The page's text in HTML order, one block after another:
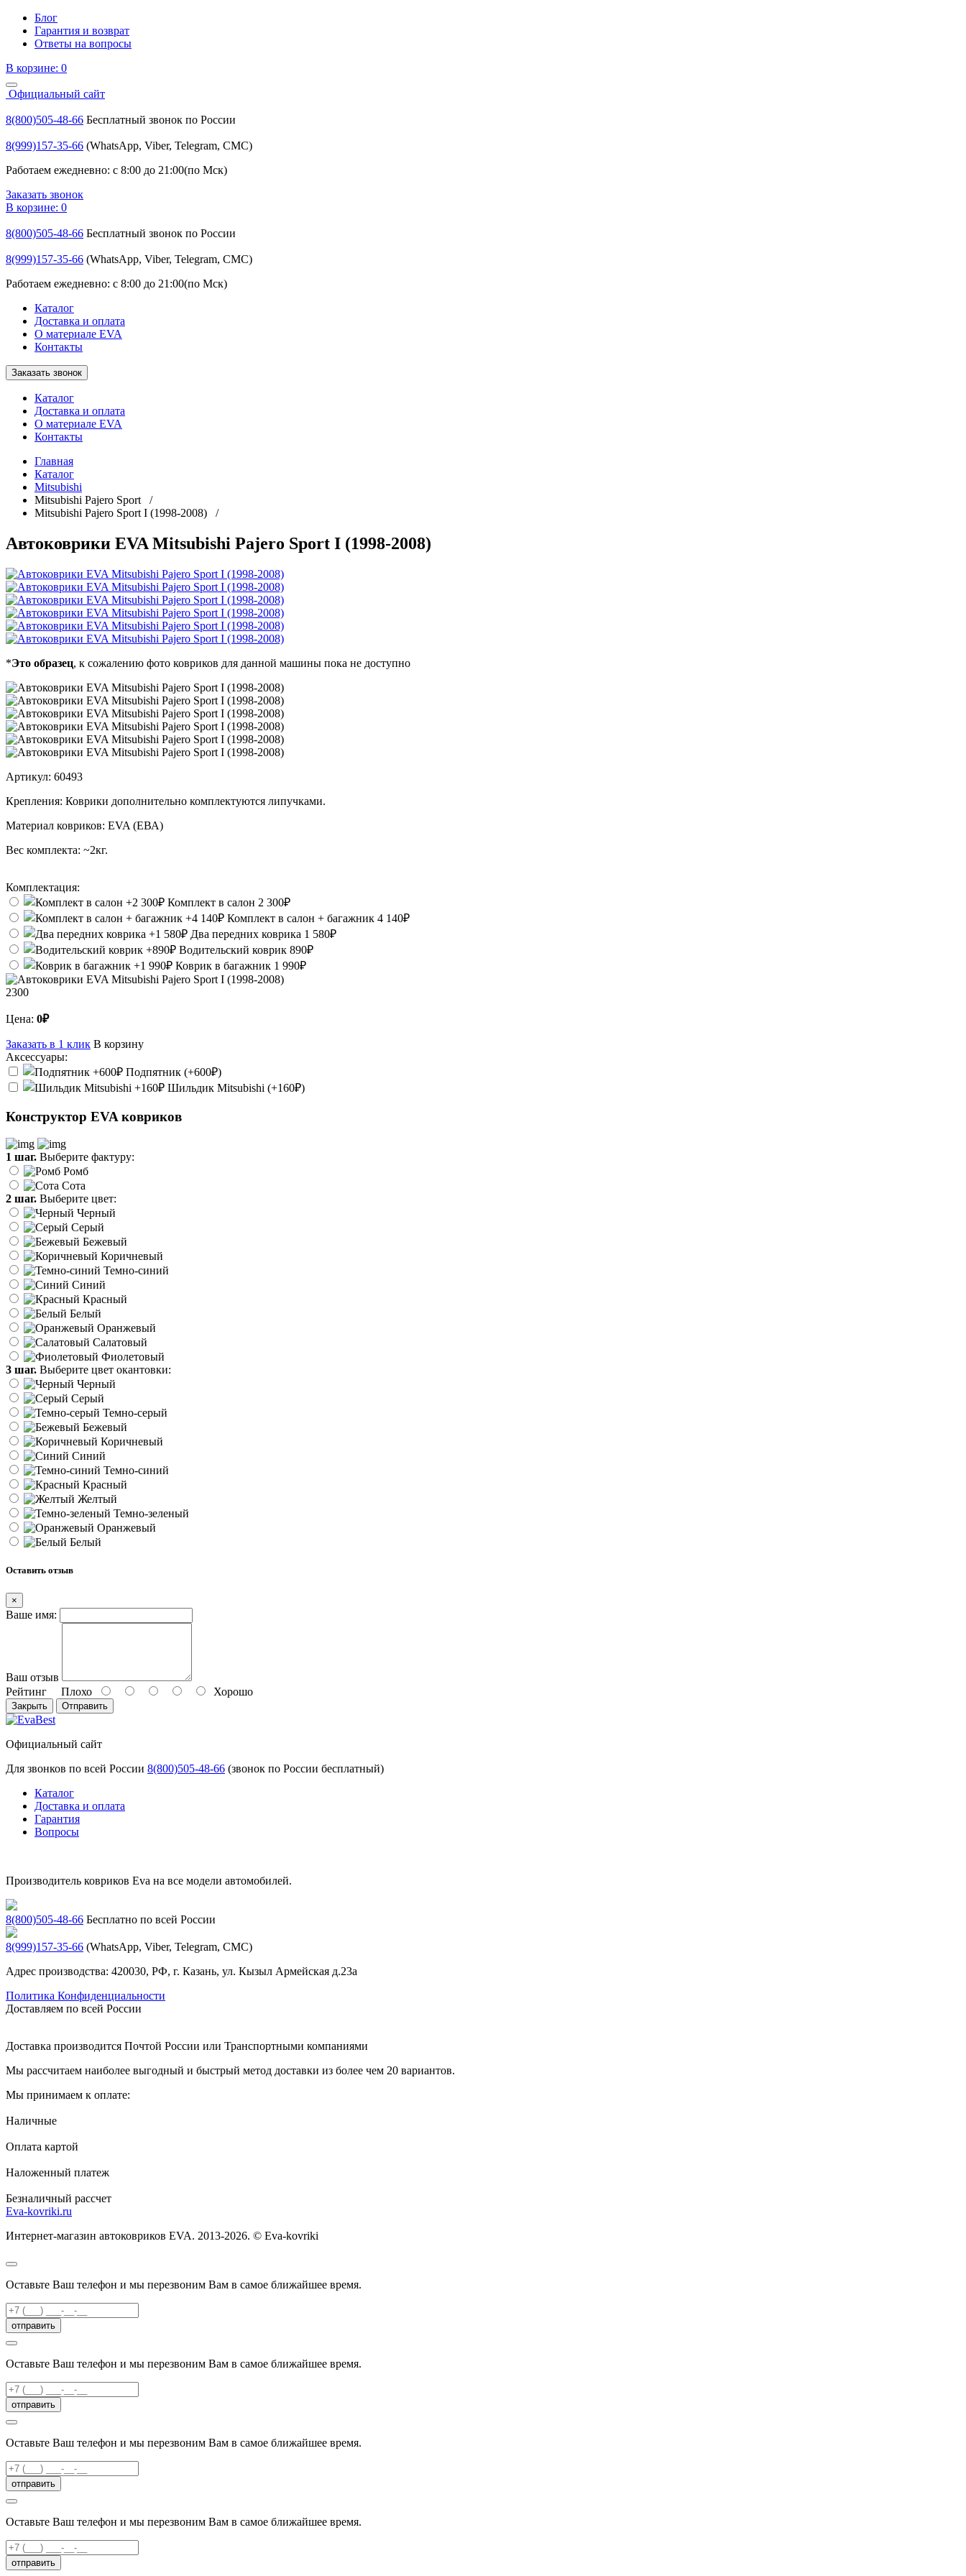
Блог
Гарантия и возврат
Ответы на вопросы
В корзине: 0
Официальный сайт
8(800)505-48-66 Бесплатный звонок по России
8(999)157-35-66 (WhatsApp, Viber, Telegram, СМС)
Работаем ежедневно: с 8:00 до 21:00(по Мск)
Заказать звонок
В корзине: 0
8(800)505-48-66 Бесплатный звонок по России
8(999)157-35-66 (WhatsApp, Viber, Telegram, СМС)
Работаем ежедневно: с 8:00 до 21:00(по Мск)
Каталог
Доставка и оплата
О материале EVA
Контакты
Заказать звонок
Каталог
Доставка и оплата
О материале EVA
Контакты
Главная
Каталог
Mitsubishi
Mitsubishi Pajero Sport /
Mitsubishi Pajero Sport I (1998-2008) /
Автоковрики EVA Mitsubishi Pajero Sport I (1998-2008)
*Это образец, к сожалению фото ковриков для данной машины пока не доступно
Артикул: 60493
Крепления: Коврики дополнительно комплектуются липучками.
Материал ковриков: EVA (ЕВА)
Вес комплекта: ~2кг.
Комплектация:
Комплект в салон 2 300₽
Комплект в салон + багажник 4 140₽
Два передних коврика 1 580₽
Водительский коврик 890₽
Коврик в багажник 1 990₽
2300
Цена: 0₽
Заказать в 1 клик В корзину
Аксессуары:
Подпятник (+600₽)
Шильдик Mitsubishi (+160₽)
Конструктор EVA ковриков
1 шаг. Выберите фактуру:
Ромб
Сота
2 шаг. Выберите цвет:
Черный
Серый
Бежевый
Коричневый
Темно-синий
Синий
Красный
Белый
Оранжевый
Салатовый
Фиолетовый
3 шаг. Выберите цвет окантовки:
Черный
Серый
Темно-серый
Бежевый
Коричневый
Синий
Темно-синий
Красный
Желтый
Темно-зеленый
Оранжевый
Белый
Оставить отзыв
×
Ваше имя:
Ваш отзыв
Рейтинг Плохо Хорошо
Закрыть Отправить
Официальный сайт
Для звонков по всей России 8(800)505-48-66 (звонок по России бесплатный)
Каталог
Доставка и оплата
Гарантия
Вопросы
Производитель ковриков Eva на все модели автомобилей.
8(800)505-48-66 Бесплатно по всей России
8(999)157-35-66 (WhatsApp, Viber, Telegram, СМС)
Адрес производства: 420030, РФ, г. Казань, ул. Кызыл Армейская д.23а
Политика Конфиденциальности
Доставляем по всей России
Доставка производится Почтой России или Транспортными компаниями
Мы рассчитаем наиболее выгодный и быстрый метод доставки из более чем 20 вариантов.
Мы принимаем к оплате:
Наличные
Оплата картой
Наложенный платеж
Безналичный рассчет
Eva-kovriki.ru
Интернет-магазин автоковриков EVA. 2013-2026. © Eva-kovriki
Оставьте Ваш телефон и мы перезвоним Вам в самое ближайшее время.
отправить
Оставьте Ваш телефон и мы перезвоним Вам в самое ближайшее время.
отправить
Оставьте Ваш телефон и мы перезвоним Вам в самое ближайшее время.
отправить
Оставьте Ваш телефон и мы перезвоним Вам в самое ближайшее время.
отправить